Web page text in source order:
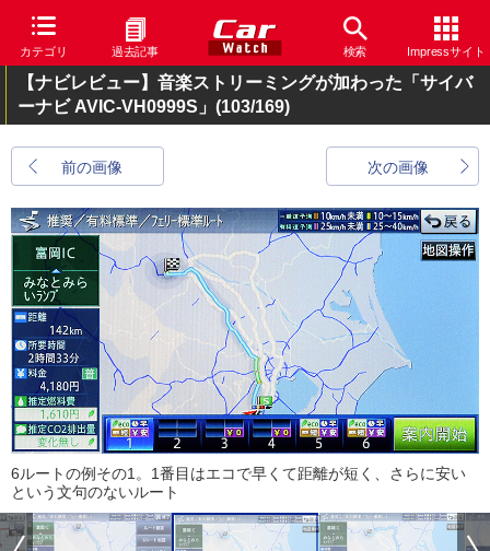
カテゴリ 過去記事 検索 Impressサイト
【ナビレビュー】音楽ストリーミングが加わった「サイバ
ーナビ AVIC-VH0999S」 (103/169)
前の画像 次の画像
6ルートの例その1。1番目はエコで早くて距離が短く、さらに安い
という文句のないルート